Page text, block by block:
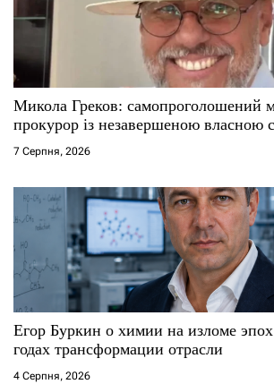
Микола Греков: самопроголошений
прокурор із незавершеною власною
7 Серпня, 2026
Егор Буркин о химии на изломе
годах трансформации отрасли
4 Серпня, 2026